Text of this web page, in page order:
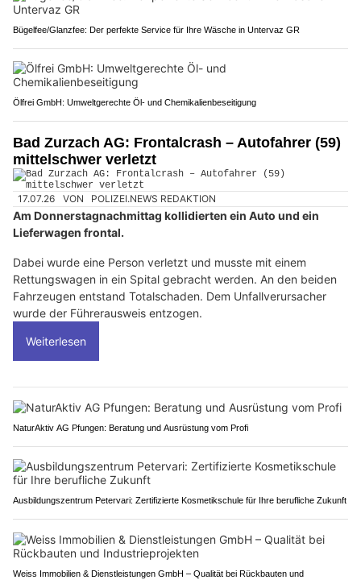
Bügelfee/Glanzfee: Der perfekte Service für Ihre Wäsche in Untervaz GR
Ölfrei GmbH: Umweltgerechte Öl- und Chemikalienbeseitigung
Bad Zurzach AG: Frontalcrash – Autofahrer (59)
mittelschwer verletzt
17.07.26 VON POLIZEI.NEWS REDAKTION
Am Donnerstagnachmittag kollidierten ein Auto und ein
Lieferwagen frontal.
Dabei wurde eine Person verletzt und musste mit einem
Rettungswagen in ein Spital gebracht werden. An den beiden
Fahrzeugen entstand Totalschaden. Dem Unfallverursacher
wurde der Führerausweis entzogen.
Weiterlesen
NaturAktiv AG Pfungen: Beratung und Ausrüstung vom Profi
Ausbildungszentrum Petervari: Zertifizierte Kosmetikschule für Ihre berufliche Zukunft
Weiss Immobilien & Dienstleistungen GmbH – Qualität bei Rückbauten und